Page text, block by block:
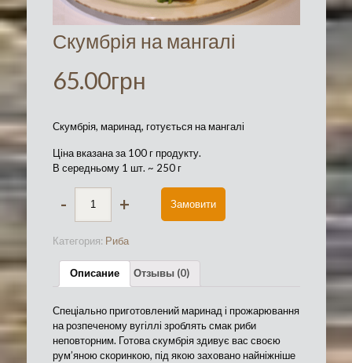
Скумбрія на мангалі
65.00грн
Скумбрія, маринад, готується на мангалі
Ціна вказана за 100 г продукту.
В середньому 1 шт. ~ 250 г
- + Замовити
Категория: Риба
Описание Отзывы (0)
Спеціально приготовлений маринад і прожарювання
на розпеченому вугіллі зроблять смак риби
неповторним. Готова скумбрія здивує вас своєю
рум’яною скоринкою, під якою заховано найніжніше